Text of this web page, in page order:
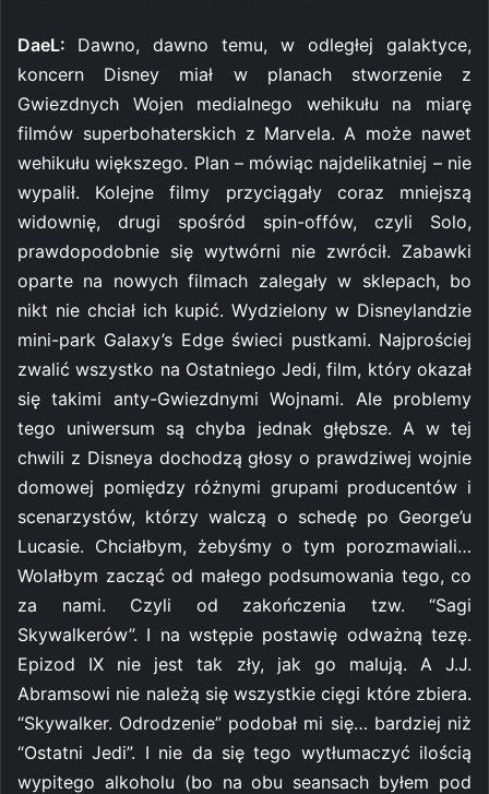
DaeL: Dawno, dawno temu, w odległej galaktyce,
koncern Disney miał w planach stworzenie z
Gwiezdnych Wojen medialnego wehikułu na miarę
filmów superbohaterskich z Marvela. A może nawet
wehikułu większego. Plan – mówiąc najdelikatniej – nie
wypalił. Kolejne filmy przyciągały coraz mniejszą
widownię, drugi spośród spin-offów, czyli Solo,
prawdopodobnie się wytwórni nie zwrócił. Zabawki
oparte na nowych filmach zalegały w sklepach, bo
nikt nie chciał ich kupić. Wydzielony w Disneylandzie
mini-park Galaxy’s Edge świeci pustkami. Najprościej
zwalić wszystko na Ostatniego Jedi, film, który okazał
się takimi anty-Gwiezdnymi Wojnami. Ale problemy
tego uniwersum są chyba jednak głębsze. A w tej
chwili z Disneya dochodzą głosy o prawdziwej wojnie
domowej pomiędzy różnymi grupami producentów i
scenarzystów, którzy walczą o schedę po George’u
Lucasie. Chciałbym, żebyśmy o tym porozmawiali…
Wolałbym zacząć od małego podsumowania tego, co
za nami. Czyli od zakończenia tzw. “Sagi
Skywalkerów”. I na wstępie postawię odważną tezę.
Epizod IX nie jest tak zły, jak go malują. A J.J.
Abramsowi nie należą się wszystkie cięgi które zbiera.
“Skywalker. Odrodzenie” podobał mi się… bardziej niż
“Ostatni Jedi”. I nie da się tego wytłumaczyć ilością
wypitego alkoholu (bo na obu seansach byłem pod